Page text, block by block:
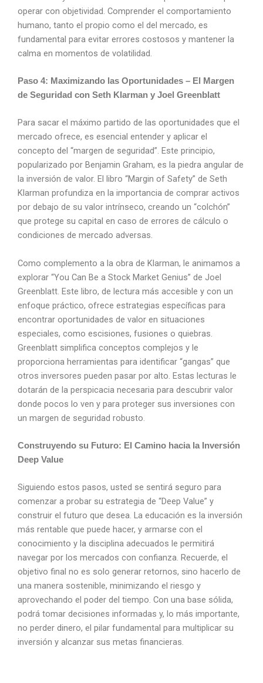
operar con objetividad. Comprender el comportamiento
humano, tanto el propio como el del mercado, es
fundamental para evitar errores costosos y mantener la
calma en momentos de volatilidad.
Paso 4: Maximizando las Oportunidades – El Margen
de Seguridad con Seth Klarman y Joel Greenblatt
Para sacar el máximo partido de las oportunidades que el
mercado ofrece, es esencial entender y aplicar el
concepto del “margen de seguridad”. Este principio,
popularizado por Benjamin Graham, es la piedra angular de
la inversión de valor. El libro “Margin of Safety” de Seth
Klarman profundiza en la importancia de comprar activos
por debajo de su valor intrínseco, creando un “colchón”
que protege su capital en caso de errores de cálculo o
condiciones de mercado adversas.
Como complemento a la obra de Klarman, le animamos a
explorar “You Can Be a Stock Market Genius” de Joel
Greenblatt. Este libro, de lectura más accesible y con un
enfoque práctico, ofrece estrategias específicas para
encontrar oportunidades de valor en situaciones
especiales, como escisiones, fusiones o quiebras.
Greenblatt simplifica conceptos complejos y le
proporciona herramientas para identificar “gangas” que
otros inversores pueden pasar por alto. Estas lecturas le
dotarán de la perspicacia necesaria para descubrir valor
donde pocos lo ven y para proteger sus inversiones con
un margen de seguridad robusto.
Construyendo su Futuro: El Camino hacia la Inversión
Deep Value
Siguiendo estos pasos, usted se sentirá seguro para
comenzar a probar su estrategia de “Deep Value” y
construir el futuro que desea. La educación es la inversión
más rentable que puede hacer, y armarse con el
conocimiento y la disciplina adecuados le permitirá
navegar por los mercados con confianza. Recuerde, el
objetivo final no es solo generar retornos, sino hacerlo de
una manera sostenible, minimizando el riesgo y
aprovechando el poder del tiempo. Con una base sólida,
podrá tomar decisiones informadas y, lo más importante,
no perder dinero, el pilar fundamental para multiplicar su
inversión y alcanzar sus metas financieras.